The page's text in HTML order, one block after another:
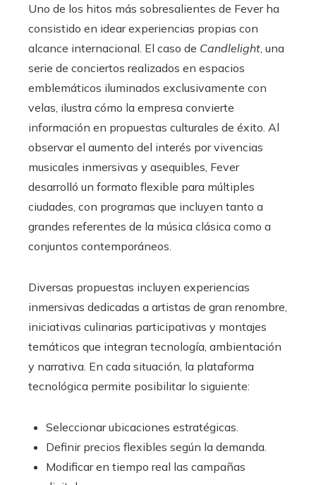
Uno de los hitos más sobresalientes de Fever ha
consistido en idear experiencias propias con
alcance internacional. El caso de Candlelight, una
serie de conciertos realizados en espacios
emblemáticos iluminados exclusivamente con
velas, ilustra cómo la empresa convierte
información en propuestas culturales de éxito. Al
observar el aumento del interés por vivencias
musicales inmersivas y asequibles, Fever
desarrolló un formato flexible para múltiples
ciudades, con programas que incluyen tanto a
grandes referentes de la música clásica como a
conjuntos contemporáneos.
Diversas propuestas incluyen experiencias
inmersivas dedicadas a artistas de gran renombre,
iniciativas culinarias participativas y montajes
temáticos que integran tecnología, ambientación
y narrativa. En cada situación, la plataforma
tecnológica permite posibilitar lo siguiente:
Seleccionar ubicaciones estratégicas.
Definir precios flexibles según la demanda.
Modificar en tiempo real las campañas